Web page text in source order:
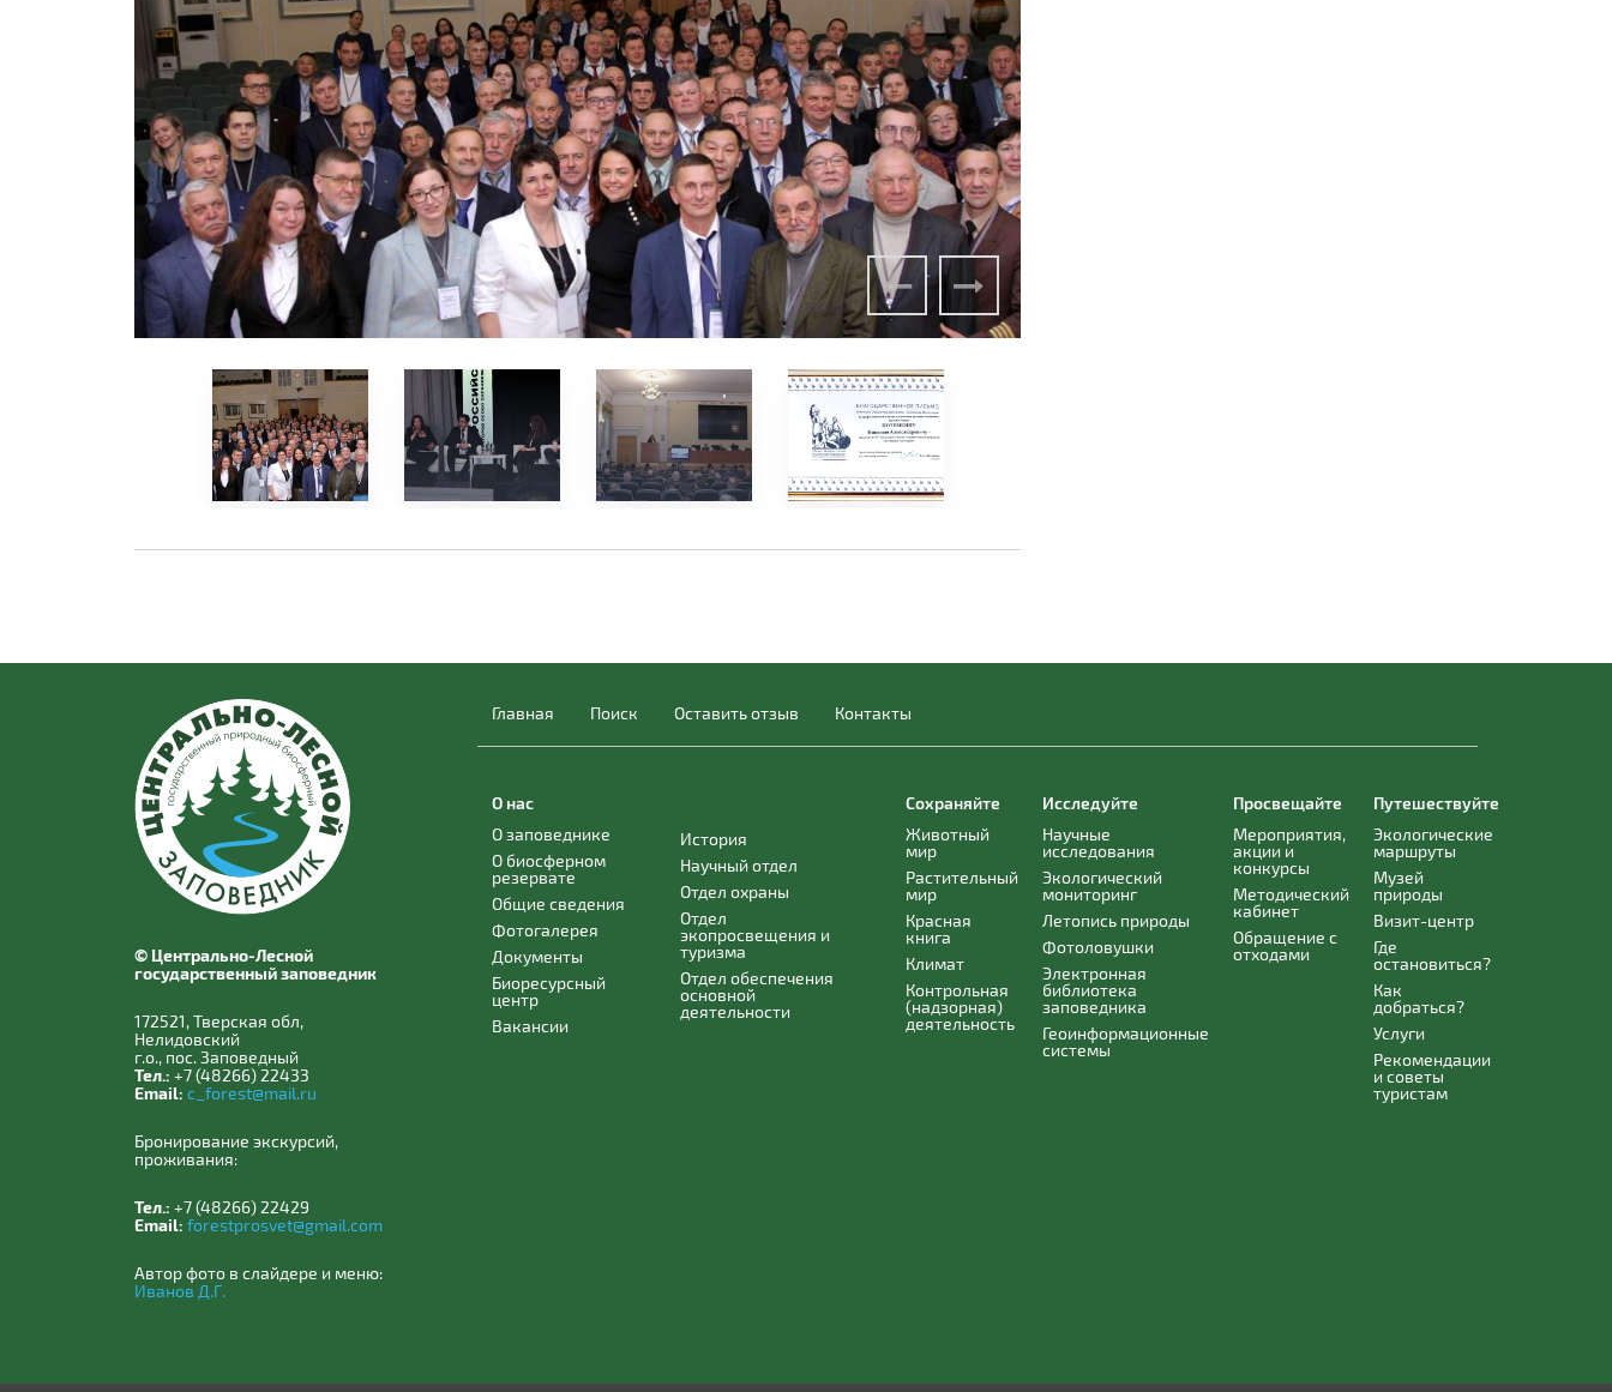
© Центрально-Лесной
государственный заповедник
172521, Тверская обл,
Нелидовский
г.о., пос. Заповедный
Тел.: +7 (48266) 22433
Email: c_forest@mail.ru
Бронирование экскурсий,
проживания:
Тел.: +7 (48266) 22429
Email: forestprosvet@gmail.com
Автор фото в слайдере и меню:
Иванов Д.Г.
Главная Поиск Оставить отзыв Контакты
О нас
О заповеднике
О биосферном
резервате
Общие сведения
Фотогалерея
Документы
Биоресурсный
центр
Вакансии
История
Научный отдел
Отдел охраны
Отдел
экопросвещения и
туризма
Отдел обеспечения
основной
деятельности
Сохраняйте
Животный
мир
Растительный
мир
Красная
книга
Климат
Контрольная
(надзорная)
деятельность
Исследуйте
Научные
исследования
Экологический
мониторинг
Летопись природы
Фотоловушки
Электронная
библиотека
заповедника
Геоинформационные
системы
Просвещайте
Мероприятия,
акции и
конкурсы
Методический
кабинет
Обращение с
отходами
Путешествуйте
Экологические
маршруты
Музей
природы
Визит-центр
Где
остановиться?
Как
добраться?
Услуги
Рекомендации
и советы
туристам